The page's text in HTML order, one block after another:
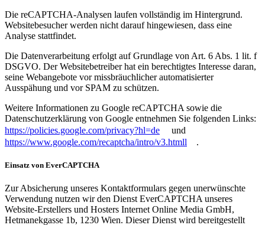
Die reCAPTCHA-Analysen laufen vollständig im Hintergrund.
Websitebesucher werden nicht darauf hingewiesen, dass eine
Analyse stattfindet.
Die Datenverarbeitung erfolgt auf Grundlage von Art. 6 Abs. 1 lit. f
DSGVO. Der Websitebetreiber hat ein berechtigtes Interesse daran,
seine Webangebote vor missbräuchlicher automatisierter
Ausspähung und vor SPAM zu schützen.
Weitere Informationen zu Google reCAPTCHA sowie die
Datenschutzerklärung von Google entnehmen Sie folgenden Links:
https://policies.google.com/privacy?hl=de
und
https://www.google.com/recaptcha/intro/v3.htmll
.
Einsatz von EverCAPTCHA
Zur Absicherung unseres Kontaktformulars gegen unerwünschte
Verwendung nutzen wir den Dienst EverCAPTCHA unseres
Website-Erstellers und Hosters Internet Online Media GmbH,
Hetmanekgasse 1b, 1230 Wien. Dieser Dienst wird bereitgestellt